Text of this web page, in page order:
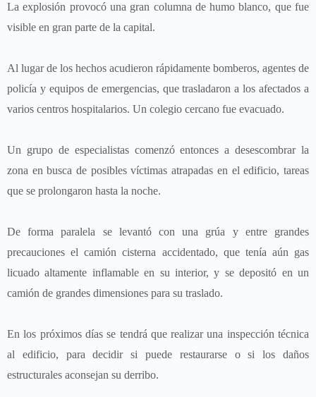
La explosión provocó una gran columna de humo blanco, que fue
visible en gran parte de la capital.
Al lugar de los hechos acudieron rápidamente bomberos, agentes de
policía y equipos de emergencias, que trasladaron a los afectados a
varios centros hospitalarios. Un colegio cercano fue evacuado.
Un grupo de especialistas comenzó entonces a desescombrar la
zona en busca de posibles víctimas atrapadas en el edificio, tareas
que se prolongaron hasta la noche.
De forma paralela se levantó con una grúa y entre grandes
precauciones el camión cisterna accidentado, que tenía aún gas
licuado altamente inflamable en su interior, y se depositó en un
camión de grandes dimensiones para su traslado.
En los próximos días se tendrá que realizar una inspección técnica
al edificio, para decidir si puede restaurarse o si los daños
estructurales aconsejan su derribo.